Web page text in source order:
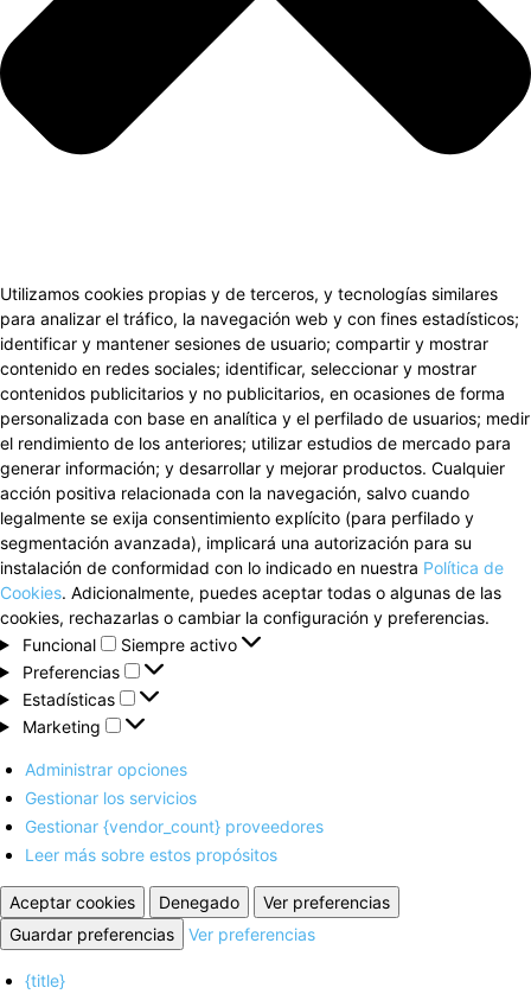
Utilizamos cookies propias y de terceros, y tecnologías similares
para analizar el tráfico, la navegación web y con fines estadísticos;
identificar y mantener sesiones de usuario; compartir y mostrar
contenido en redes sociales; identificar, seleccionar y mostrar
contenidos publicitarios y no publicitarios, en ocasiones de forma
personalizada con base en analítica y el perfilado de usuarios; medir
el rendimiento de los anteriores; utilizar estudios de mercado para
generar información; y desarrollar y mejorar productos. Cualquier
acción positiva relacionada con la navegación, salvo cuando
legalmente se exija consentimiento explícito (para perfilado y
segmentación avanzada), implicará una autorización para su
instalación de conformidad con lo indicado en nuestra Política de
Cookies. Adicionalmente, puedes aceptar todas o algunas de las
cookies, rechazarlas o cambiar la configuración y preferencias.
Funcional
Funcional
Siempre activo
Preferencias
Preferencias
Estadísticas
Estadísticas
Marketing
Marketing
Administrar opciones
Gestionar los servicios
Gestionar {vendor_count} proveedores
Leer más sobre estos propósitos
Aceptar cookies Denegado
Ver preferencias
Guardar preferencias
Ver preferencias
{title}